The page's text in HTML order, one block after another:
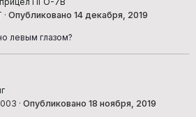
Опубликовано 14 декабря, 2019
левым глазом?
· Опубликовано 18 ноября, 2019